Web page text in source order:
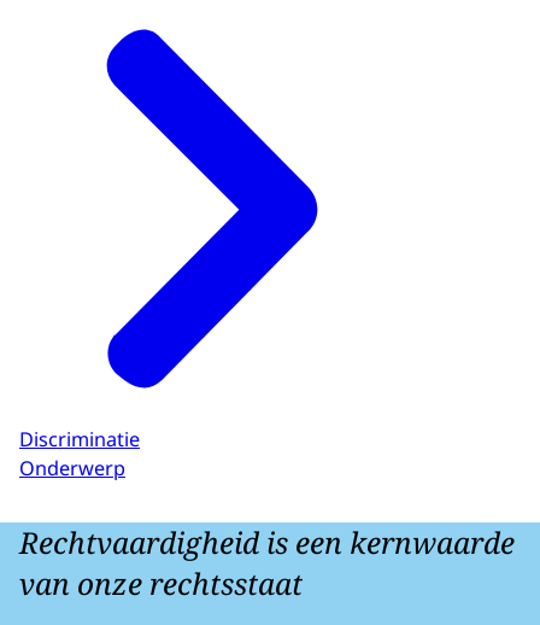
Discriminatie
Onderwerp
Rechtvaardigheid is een kernwaarde
van onze rechtsstaat